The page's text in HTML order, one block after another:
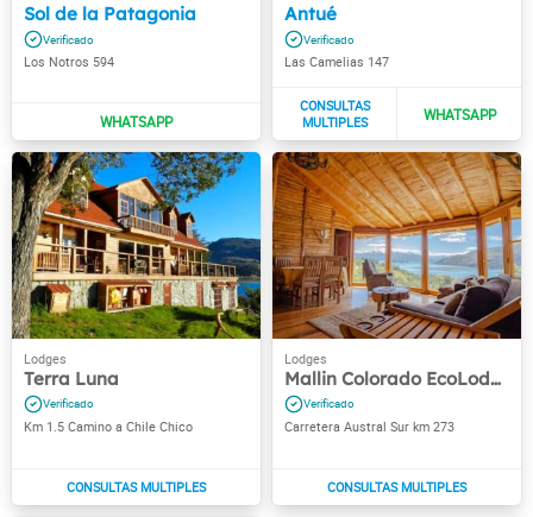
Sol de la Patagonia
Los Notros 594
Antué
Las Camelias 147
Terra Luna
Km 1.5 Camino a Chile Chico
Mallin Colorado EcoLodge
Carretera Austral Sur km 273